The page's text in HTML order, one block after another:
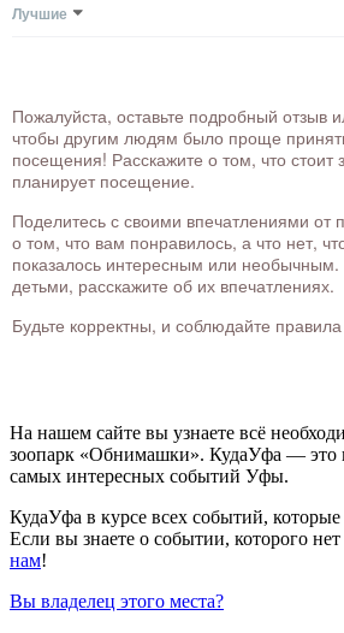
Лучшие
Пожалуйста, оставьте подробный отзыв
чтобы другим людям было проще
посещения! Расскажите о том, что стоит
планирует посещение.
Поделитесь с своими впечатлениями
о том, что вам понравилось, а что нет,
показалось интересным или
детьми, расскажите об их впечатлениях.
Будьте корректны, и соблюдайте
На нашем сайте вы узнаете всё
зоопарк «Обнимашки». КудаУфа — это
самых интересных событий Уфы.
КудаУфа в курсе всех событий,
Если вы знаете о событии, которого нет
нам!
Вы владелец этого места?